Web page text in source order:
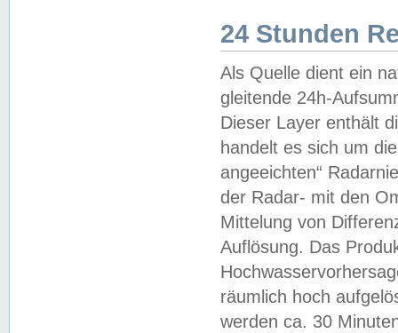
24 Stunden
Als Quelle dient ein
gleitende 24h-
Dieser Layer enthält
handelt es sich um
angeeichten“
der Radar- mit den
Mittelung von
Auflösung. Das
räumlich hoch
werden ca. 30